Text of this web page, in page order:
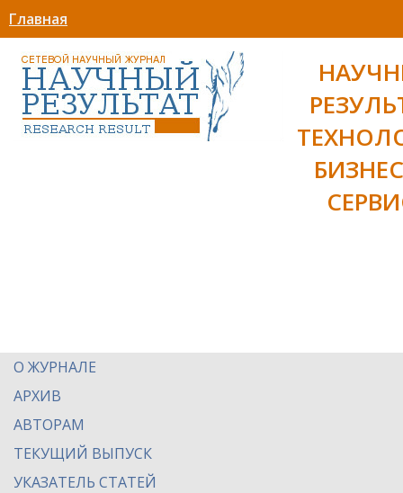
Главная
О ЖУРНАЛЕ
АРХИВ
АВТОРАМ
ТЕКУЩИЙ ВЫПУСК
УКАЗАТЕЛЬ СТАТЕЙ